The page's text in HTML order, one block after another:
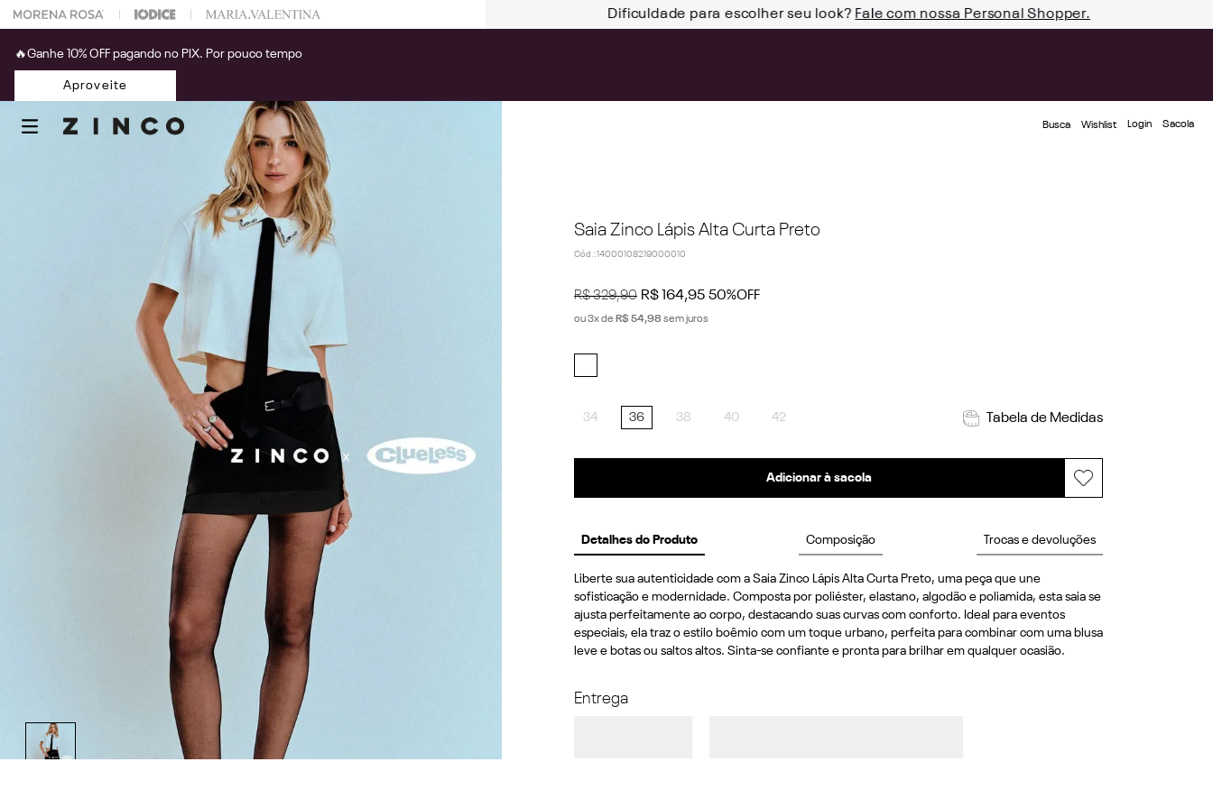
na sua 1° compra usando o cupom: PRIMEIRAZIN Dificuldade para escolher seu look? Fale com nossa Personal Shopper.
🔥Ganhe 10% OFF pagando no PIX. Por pouco tempo
Aproveite
Busca Wishlist Login
Saia Zinco Lápis Alta Curta Preto
Cód. :14000108219000010
R$ 329,90 R$ 164,95 50%OFF
ou3x de R$ 54,98 sem juros
34 36 38 40 42 Tabela de Medidas
Adicionar à sacola
Detalhes do Produto Composição Trocas e devoluções
Liberte sua autenticidade com a Saia Zinco Lápis Alta Curta Preto, uma peça que une
sofisticação e modernidade. Composta por poliéster, elastano, algodão e poliamida, esta saia se
ajusta perfeitamente ao corpo, destacando suas curvas com conforto. Ideal para eventos
especiais, ela traz o estilo boêmio com um toque urbano, perfeita para combinar com uma blusa
leve e botas ou saltos altos. Sinta-se confiante e pronta para brilhar em qualquer ocasião.
Entrega